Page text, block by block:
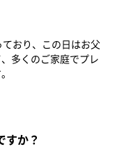
おり、この日はお父
多くのご家庭でプレ
すか？